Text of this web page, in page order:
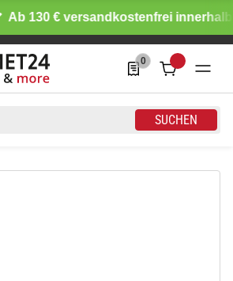
Ab 130 € versandkostenfrei innerhalb
SUCHEN
0
0 Produkte in der